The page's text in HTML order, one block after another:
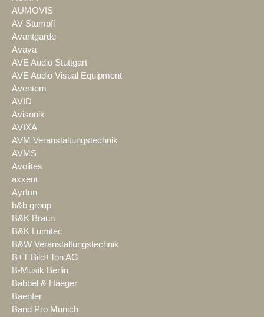
AUMOVIS
AV Stumpfl
Avantgarde
Avaya
AVE Audio Stuttgart
AVE Audio Visual Equipment
Aventem
AVID
Avisonik
AVIXA
AVM Veranstaltungstechnik
AVMS
Avolites
axxent
Ayrton
b&b group
B&K Braun
B&K Lumitec
B&W Veranstaltungstechnik
B+T Bild+Ton AG
B-Musik Berlin
Babbel & Haeger
Baenfer
Band Pro Munich